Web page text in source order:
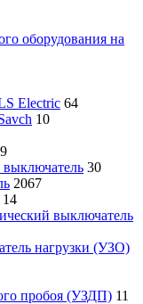
оборудования на
Electric 64
10
30
2067
14
выключатель
нагрузки (УЗО)
пробоя (УЗДП) 11